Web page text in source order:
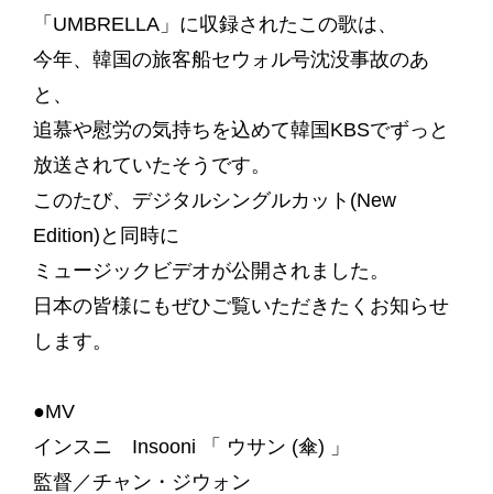
「UMBRELLA」に収録されたこの歌は、
今年、韓国の旅客船セウォル号沈没事故のあ
と、
追慕や慰労の気持ちを込めて韓国KBSでずっと
放送されていたそうです。
このたび、デジタルシングルカット(New
Edition)と同時に
ミュージックビデオが公開されました。
日本の皆様にもぜひご覧いただきたくお知らせ
します。
●MV
インスニ Insooni 「 ウサン (傘) 」
監督／チャン・ジウォン